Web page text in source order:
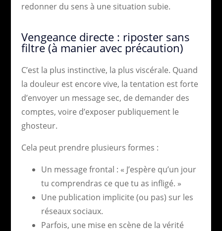
redonner du sens à une situation subie.
Vengeance directe : riposter sans
filtre (à manier avec précaution)
C’est la plus instinctive, la plus viscérale. Quand
la douleur est encore vive, la tentation est forte
d’envoyer un message sec, de demander des
comptes, voire d’exposer publiquement le
ghosteur.
Cela peut prendre plusieurs formes :
Un message frontal : « J’espère qu’un jour
tu comprendras ce que tu as infligé. »
Une publication implicite (ou pas) sur les
réseaux sociaux.
Parfois, une mise en scène de la vérité